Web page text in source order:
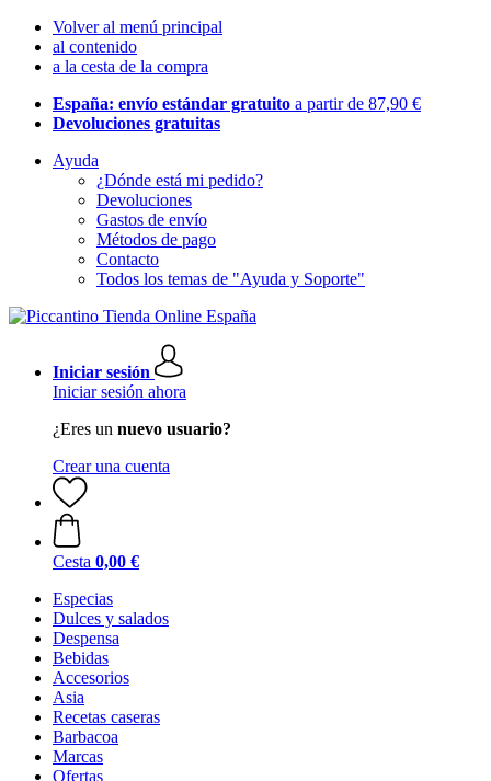
Volver al menú principal
al contenido
a la cesta de la compra
España: envío estándar gratuito a partir de 87,90 €
Devoluciones gratuitas
Ayuda
¿Dónde está mi pedido?
Devoluciones
Gastos de envío
Métodos de pago
Contacto
Todos los temas de "Ayuda y Soporte"
Iniciar sesión
Iniciar sesión ahora
¿Eres un nuevo usuario?
Crear una cuenta
Cesta 0,00 €
Especias
Dulces y salados
Despensa
Bebidas
Accesorios
Asia
Recetas caseras
Barbacoa
Marcas
Ofertas